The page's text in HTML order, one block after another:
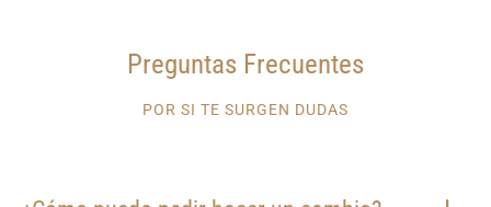
Preguntas Frecuentes
POR SI TE SURGEN DUDAS